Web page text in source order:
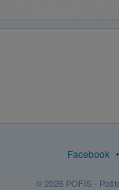
Facebook
© 2026 POFIS -